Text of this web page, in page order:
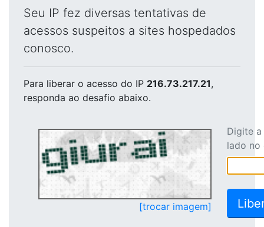
Seu IP fez diversas tentativas de
acessos suspeitos a sites hospedados
conosco.
Para liberar o acesso do IP 216.73.217.21,
responda ao desafio abaixo.
[trocar imagem]
Digite
lado no